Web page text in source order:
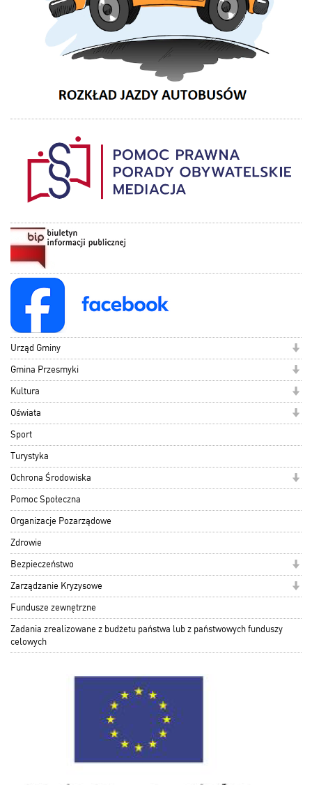
Urząd Gminy
Gmina Przesmyki
Kultura
Oświata
Sport
Turystyka
Ochrona Środowiska
Pomoc Społeczna
Organizacje Pozarządowe
Zdrowie
Bezpieczeństwo
Zarządzanie Kryzysowe
Fundusze zewnętrzne
Zadania zrealizowane z budżetu państwa lub z państwowych funduszy
celowych